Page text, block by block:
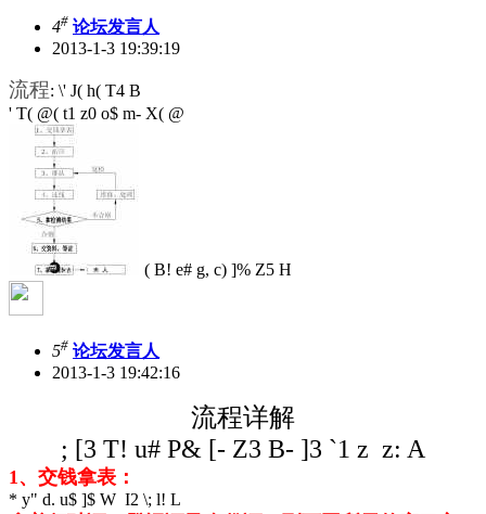
4# 论坛发言人
2013-1-3 19:39:19
流程: \' J( h( T4 B
' T( @( t1 z0 o$ m- X( @
( B! e# g, c) ]% Z5 H
5# 论坛发言人
2013-1-3 19:42:16
流程详解
; [3 T! u# P& [- Z3 B- ]3 `1 z z: A
1、交钱拿表：
* y" d. u$ ]$ W I2 \; l! L